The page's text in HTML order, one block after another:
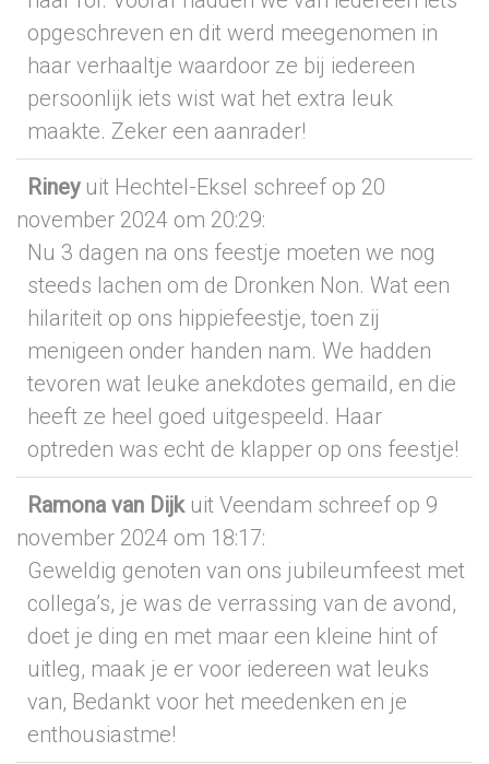
opgeschreven en dit werd meegenomen in
haar verhaaltje waardoor ze bij iedereen
persoonlijk iets wist wat het extra leuk
maakte. Zeker een aanrader!
Riney uit Hechtel-Eksel schreef op 20
november 2024 om 20:29:
Nu 3 dagen na ons feestje moeten we nog
steeds lachen om de Dronken Non. Wat een
hilariteit op ons hippiefeestje, toen zij
menigeen onder handen nam. We hadden
tevoren wat leuke anekdotes gemaild, en die
heeft ze heel goed uitgespeeld. Haar
optreden was echt de klapper op ons feestje!
Ramona van Dijk uit Veendam schreef op 9
november 2024 om 18:17:
Geweldig genoten van ons jubileumfeest met
collega’s, je was de verrassing van de avond,
doet je ding en met maar een kleine hint of
uitleg, maak je er voor iedereen wat leuks
van, Bedankt voor het meedenken en je
enthousiastme!